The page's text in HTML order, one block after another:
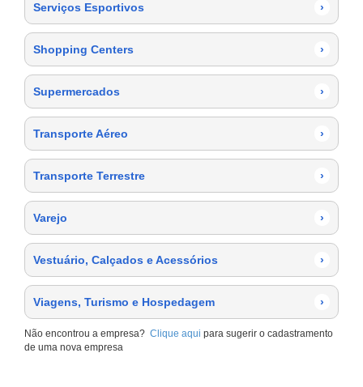
Serviços Esportivos ›
Shopping Centers ›
Supermercados ›
Transporte Aéreo ›
Transporte Terrestre ›
Varejo ›
Vestuário, Calçados e Acessórios ›
Viagens, Turismo e Hospedagem ›
Não encontrou a empresa? Clique aqui para sugerir o cadastramento
de uma nova empresa